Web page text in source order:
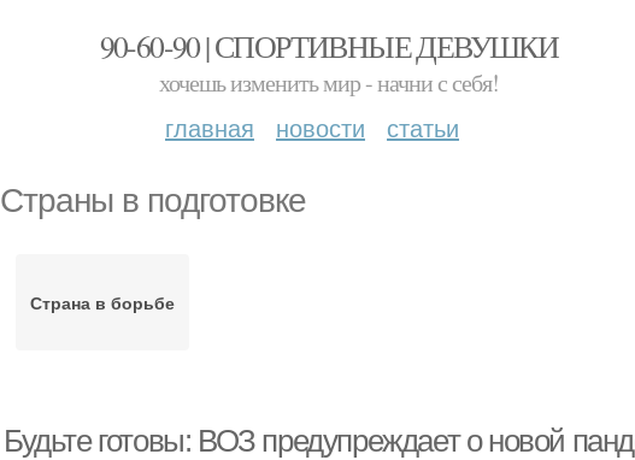
90-60-90 | СПОРТИВНЫЕ ДЕВУШКИ
хочешь изменить мир - начни с себя!
главная новости статьи
Страны в подготовке
Страна в борьбе
Будьте готовы: ВОЗ предупреждает о новой